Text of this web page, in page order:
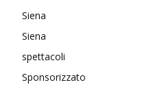
Siena
Siena
spettacoli
Sponsorizzato